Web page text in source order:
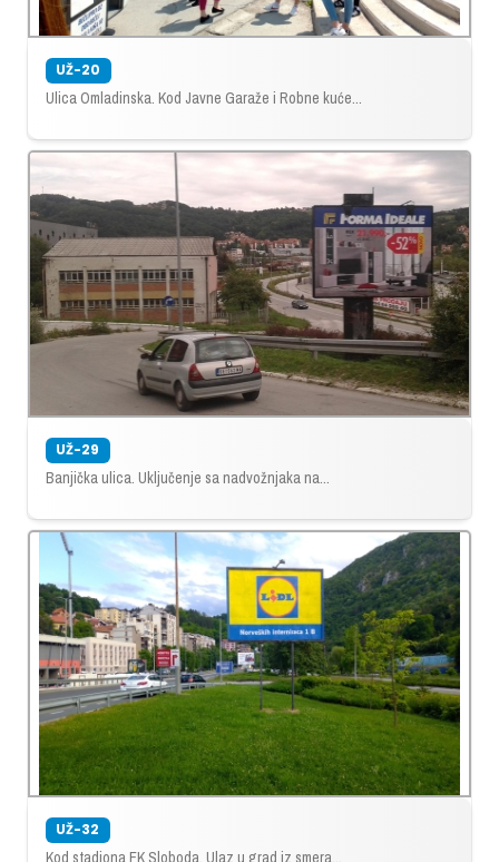
UŽ-20
Ulica Omladinska. Kod Javne Garaže i Robne kuće...
UŽ-29
Banjička ulica. Uključenje sa nadvožnjaka na...
UŽ-32
Kod stadiona FK Sloboda. Ulaz u grad iz smera...